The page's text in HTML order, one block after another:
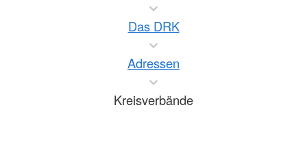
Das DRK
Adressen
Kreisverbände